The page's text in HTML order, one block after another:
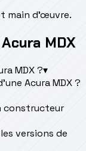
main d'œuvre.
MDX
MDX ?▾
Acura MDX ?
constructeur
versions de